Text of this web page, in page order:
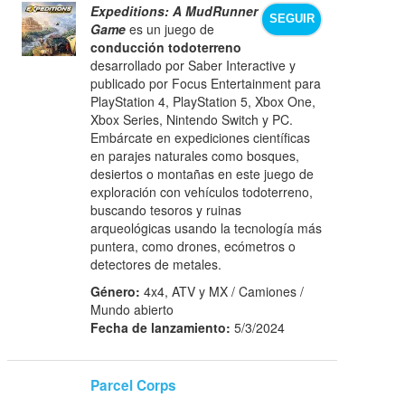
SEGUIR
Expeditions: A MudRunner
Game es un juego de
conducción todoterreno
desarrollado por Saber Interactive y
publicado por Focus Entertainment para
PlayStation 4, PlayStation 5, Xbox One,
Xbox Series, Nintendo Switch y PC.
Embárcate en expediciones científicas
en parajes naturales como bosques,
desiertos o montañas en este juego de
exploración con vehículos todoterreno,
buscando tesoros y ruinas
arqueológicas usando la tecnología más
puntera, como drones, ecómetros o
detectores de metales.
Género: 4x4, ATV y MX / Camiones /
Mundo abierto
Fecha de lanzamiento: 5/3/2024
Parcel Corps